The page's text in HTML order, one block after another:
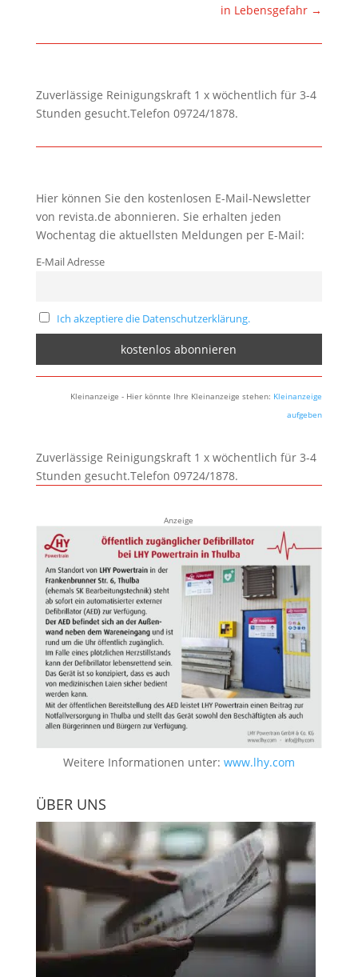
in Lebensgefahr →
Zuverlässige Reinigungskraft 1 x wöchentlich für 3-4
Stunden gesucht.Telefon 09724/1878.
Hier können Sie den kostenlosen E-Mail-Newsletter
von revista.de abonnieren. Sie erhalten jeden
Wochentag die aktuellsten Meldungen per E-Mail:
E-Mail Adresse
Ich akzeptiere die Datenschutzerklärung.
Kleinanzeige - Hier könnte Ihre Kleinanzeige stehen: Kleinanzeige
aufgeben
Zuverlässige Reinigungskraft 1 x wöchentlich für 3-4
Stunden gesucht.Telefon 09724/1878.
Anzeige
Weitere Informationen unter: www.lhy.com
ÜBER UNS